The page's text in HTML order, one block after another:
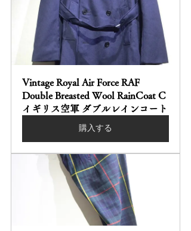
Vintage Royal Air Force RAF
Double Breasted Wool RainCoat C
イギリス空軍 ダブルレインコート
購入する